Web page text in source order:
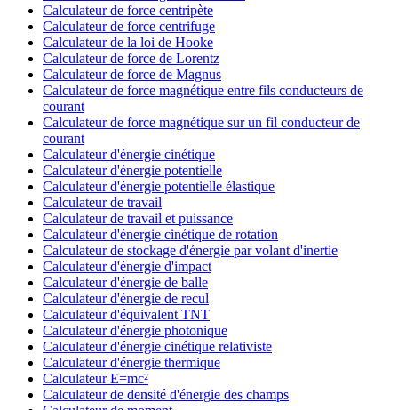
Calculateur de force centripète
Calculateur de force centrifuge
Calculateur de la loi de Hooke
Calculateur de force de Lorentz
Calculateur de force de Magnus
Calculateur de force magnétique entre fils conducteurs de
courant
Calculateur de force magnétique sur un fil conducteur de
courant
Calculateur d'énergie cinétique
Calculateur d'énergie potentielle
Calculateur d'énergie potentielle élastique
Calculateur de travail
Calculateur de travail et puissance
Calculateur d'énergie cinétique de rotation
Calculateur de stockage d'énergie par volant d'inertie
Calculateur d'énergie d'impact
Calculateur d'énergie de balle
Calculateur d'énergie de recul
Calculateur d'équivalent TNT
Calculateur d'énergie photonique
Calculateur d'énergie cinétique relativiste
Calculateur d'énergie thermique
Calculateur E=mc²
Calculateur de densité d'énergie des champs